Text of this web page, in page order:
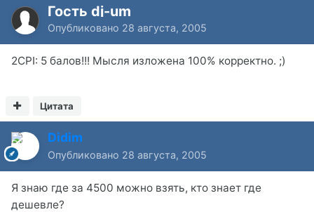
Гость dj-um
Опубликовано 28 августа, 2005
2CPI: 5 балов!!! Мысля изложена 100% корректно. ;)
Цитата
Didim
Опубликовано 28 августа, 2005
Я знаю где за 4500 можно взять, кто знает где
дешевле?